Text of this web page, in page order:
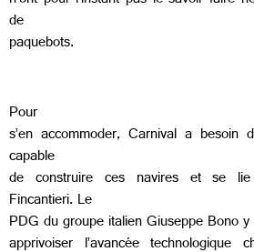
de
paquebots.
Pour
s’en accommoder, Carnival a besoin
capable
de construire ces navires et se
Fincantieri. Le
PDG du groupe italien Giuseppe Bono
apprivoiser l’avancée